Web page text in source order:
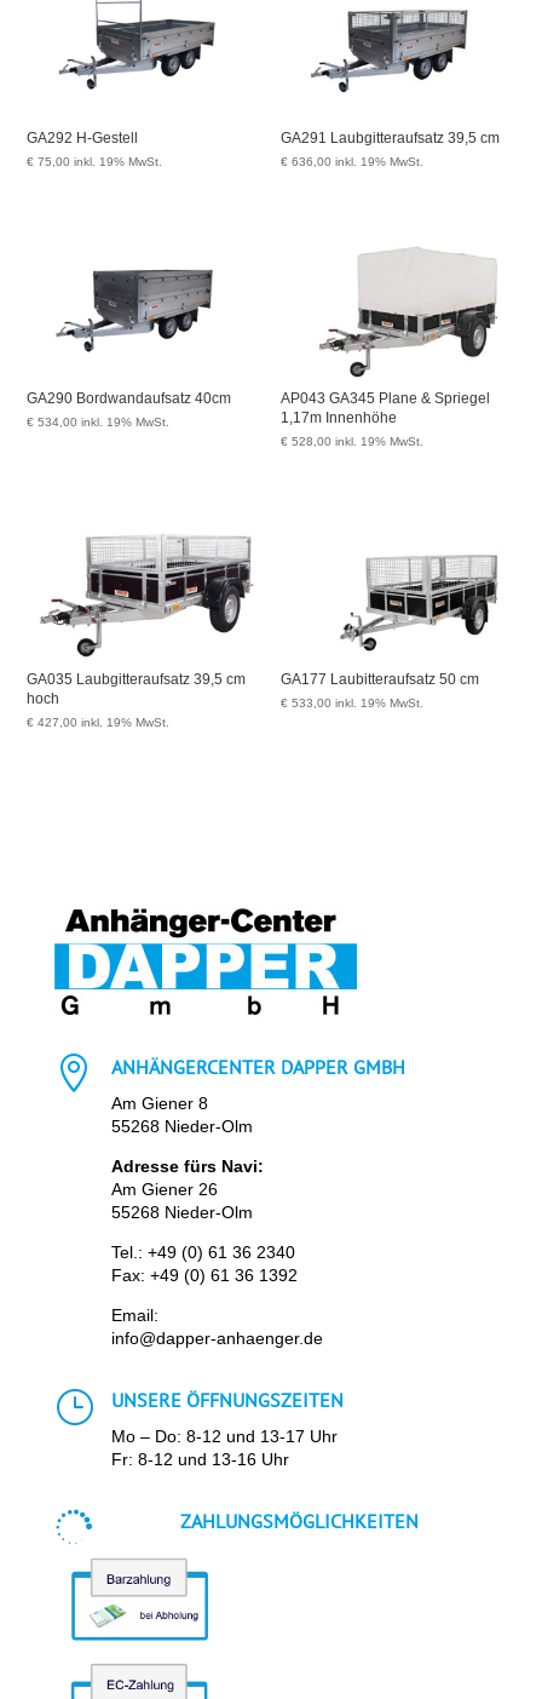
GA292 H-Gestell
€ 75,00 inkl. 19% MwSt.
GA291 Laubgitteraufsatz 39,5 cm
€ 636,00 inkl. 19% MwSt.
GA290 Bordwandaufsatz 40cm
€ 534,00 inkl. 19% MwSt.
AP043 GA345 Plane & Spriegel
1,17m Innenhöhe
€ 528,00 inkl. 19% MwSt.
GA035 Laubgitteraufsatz 39,5 cm
hoch
€ 427,00 inkl. 19% MwSt.
GA177 Laubitteraufsatz 50 cm
€ 533,00 inkl. 19% MwSt.
 ANHÄNGERCENTER DAPPER GMBH
Am Giener 8
55268 Nieder-Olm
Adresse fürs Navi:
Am Giener 26
55268 Nieder-Olm
Tel.: +49 (0) 61 36 2340
Fax: +49 (0) 61 36 1392
Email:
info@dapper-anhaenger.de
} UNSERE ÖFFNUNGSZEITEN
Mo – Do: 8-12 und 13-17 Uhr
Fr: 8-12 und 13-16 Uhr
 ZAHLUNGSMÖGLICHKEITEN